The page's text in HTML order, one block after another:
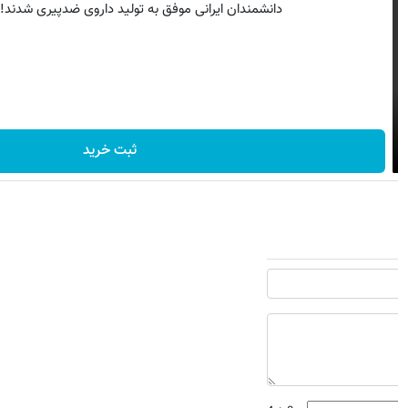
دانشمندان ایرانی موفق به تولید داروی ضدپیری شدند!45%تخفیف
ثبت خرید